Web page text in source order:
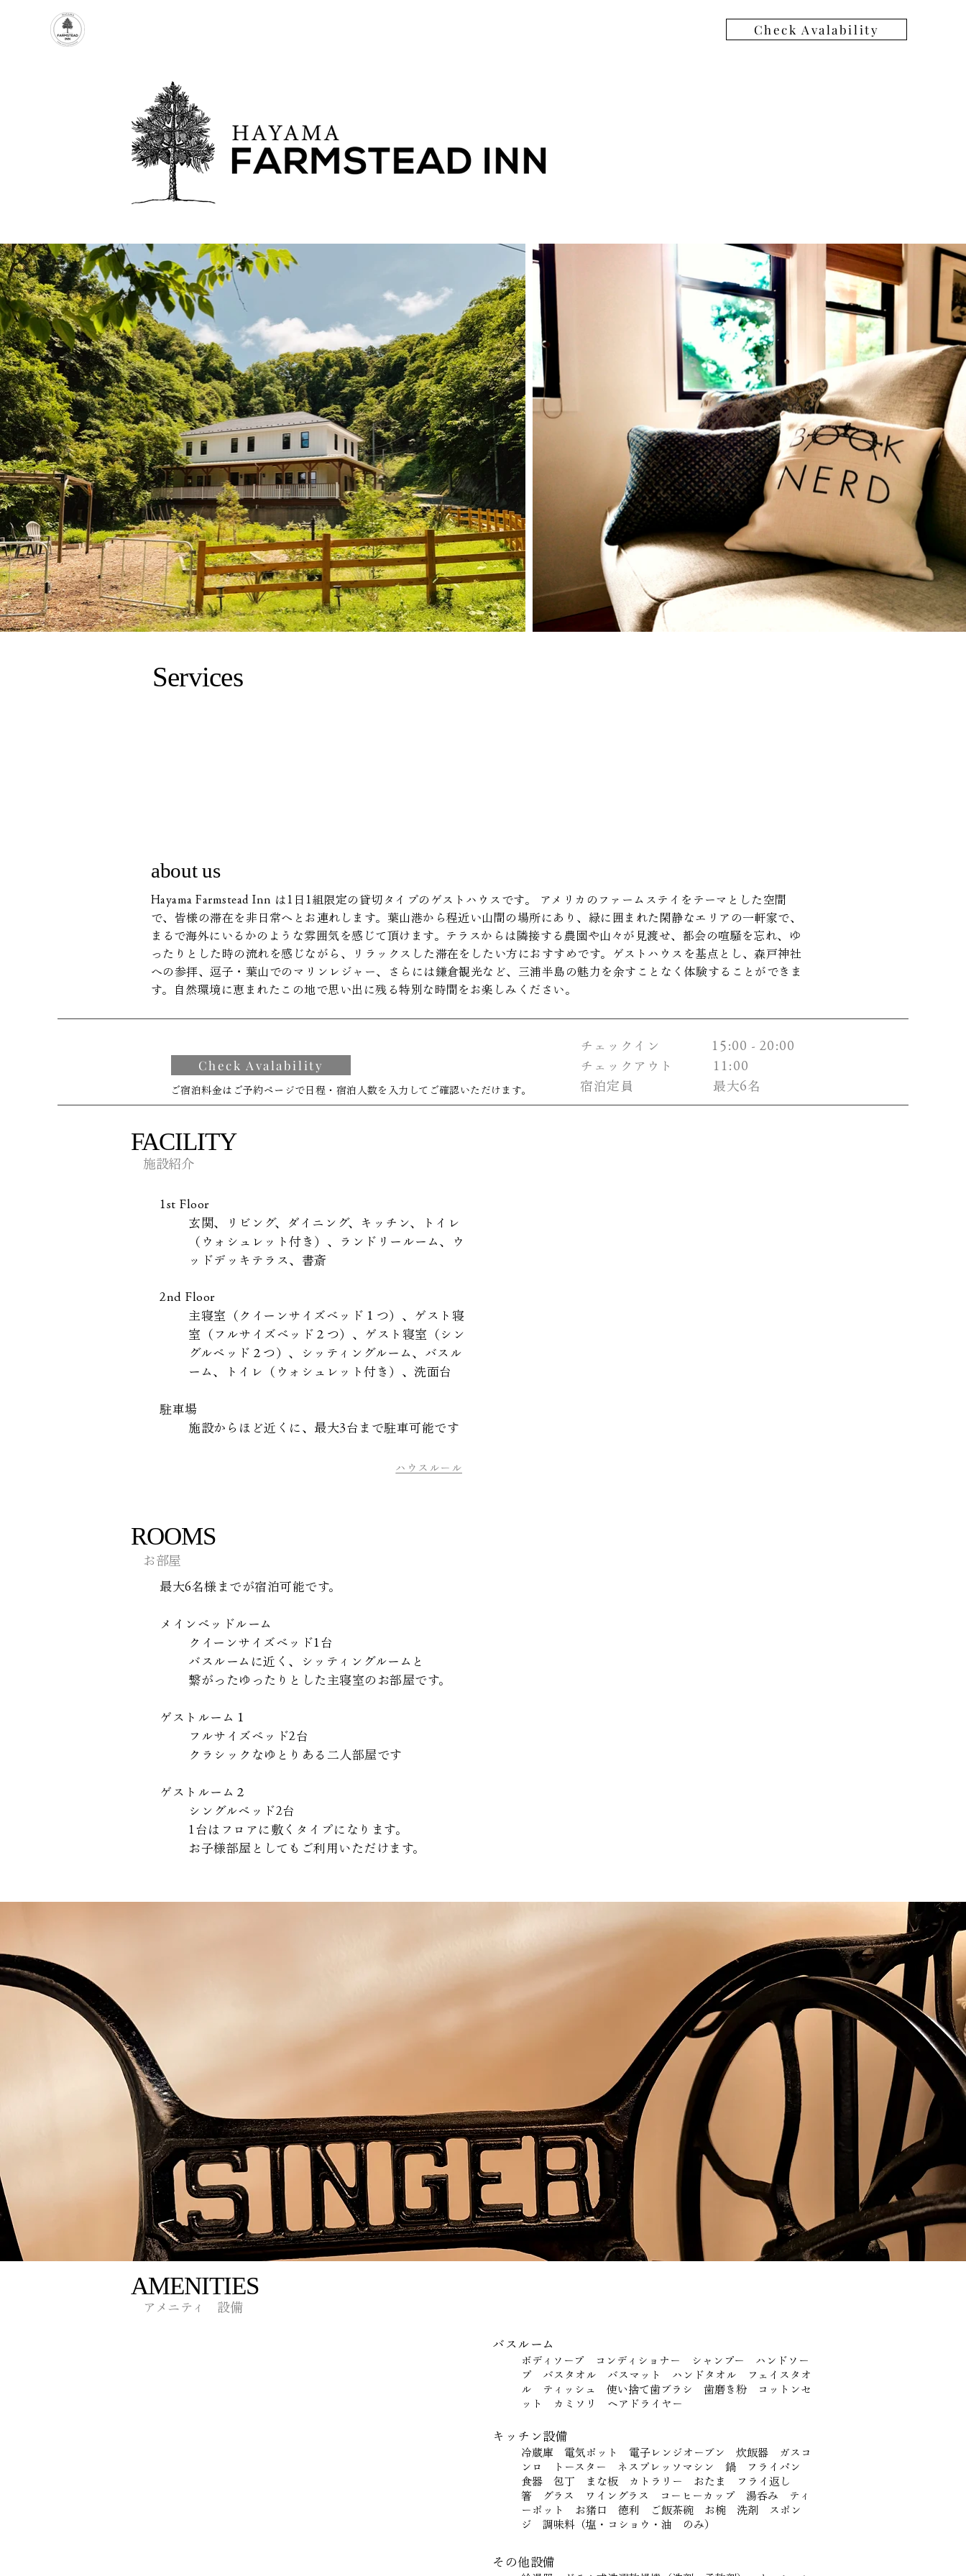
Check Avalability
Services
about us
Hayama Farmstead Inn は1日1組限定の貸切タイプのゲストハウスです。 アメリカのファームステイをテーマとした空間
で、皆様の滞在を非日常へとお連れします。葉山港から程近い山間の場所にあり、緑に囲まれた閑静なエリアの一軒家で、
まるで海外にいるかのような雰囲気を感じて頂けます。テラスからは隣接する農園や山々が見渡せ、都会の喧騒を忘れ、ゆ
ったりとした時の流れを感じながら、リラックスした滞在をしたい方におすすめです。ゲストハウスを基点とし、森戸神社
への参拝、逗子・葉山でのマリンレジャー、さらには鎌倉観光など、三浦半島の魅力を余すことなく体験することができま
す。自然環境に恵まれたこの地で思い出に残る特別な時間をお楽しみください。
Check Avalability
​ご宿泊料金はご予約ページで日程・宿泊人数を入力してご確認いただけます。​​​​
チェックイン 15:00 - 20:00
チェックアウト 11:00​
​宿泊定員 最大6名
​FACILITY
施設紹介
1st Floor
玄関、リビング、ダイニング、キッチン、トイレ
（ウォシュレット付き）、ランドリールーム、ウ
ッドデッキテラス、書斎
2nd Floor
主寝室（クイーンサイズベッド１つ）、ゲスト寝
室（フルサイズベッド２つ）、ゲスト寝室（シン
グルベッド２つ）、シッティングルーム、バスル
ーム、トイレ（ウォシュレット付き）、洗面台
​駐車場
施設からほど近くに、最大3台まで駐車可能です
ハウスルール
ROOMS
お部屋
最大6名様までが宿泊可能です。
メインベッドルーム
クイーンサイズベッド1台
バスルームに近く、シッティングルームと
繋がった ゆったりとした主寝室のお部屋です。
ゲストルーム１
フルサイズベッド2台
​​クラシックなゆとりある二人部屋です
ゲストルーム２
シングルベッド2台
1台はフロアに敷くタイプになります。
お子様部屋としてもご利用いただけます。
AMENITIES
アメニティ 設備
バスルーム
​ボディソープ コンディショナー シャンプー ハンドソー
プ バスタオル バスマット ハンドタオル フェイスタオ
ル ティッシュ 使い捨て歯ブラシ 歯磨き粉 コットンセ
ット カミソリ ヘアドライヤー​
キッチン設備
​冷蔵庫 電気ポット 電子レンジオーブン 炊飯器 ガスコ
ンロ トースター ネスプレッソマシン 鍋 フライパン
食器 包丁 まな板 カトラリー おたま フライ返し
箸 グラス ワイングラス コーヒーカップ 湯呑み ティ
ーポット お猪口 徳利 ご飯茶碗 お椀 洗剤 スポン
ジ ​調味料（塩・コショウ・油 のみ）
その他設備